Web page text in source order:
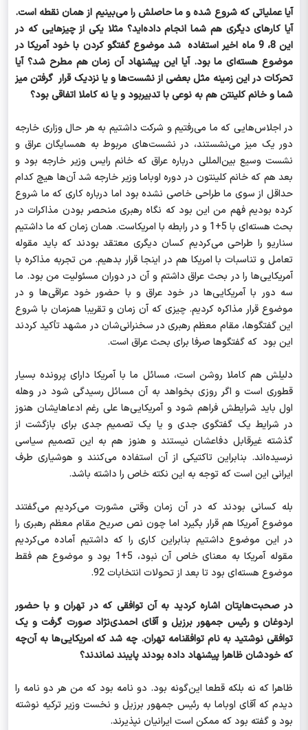
آیا عملیاتی که شروع شده و ما حاصلش را می‌بینیم از همان نقطه است.
آیا کارهای دیگری هم شما انجام داده‌اید؟ مثلا یکی از چیزهایی که در
این 8، 9 ماه اخیر استفاده شد موضوع گفتگو کردن با خود آمریکا در
موضوع هسته‌ای ما بود. آیا این پیشنهاد آن زمان هم مطرح شد؟ آیا
تحرکات در این زمینه مثل بعضی از نشست‌ها و یا نزدیک قرار گرفتن میز
شما و خانم کلینتن هم به نوعی با تدبیربود و یا نه کاملا اتفاقی بود؟
در اجلاس‌هایی که ما می‌رفتیم و شرکت داشتیم به هر حال وزاری خارجه
دور یک میز می‌نشستند، در نشست‌های مربوط به همسایگان عراق و
نشست وسیع بین‌المللی درباره عراق که خانم رایس وزیر خارجه بود و
بعد هم که خانم کلینتون در دوره اوباما وزیر خارجه شد آن‌ها هیچ کدام
حداقل از سوی ما طراحی خاصی نشده بود اما درباره کاری که ما شروع
کرده بودیم فهم من این بود که نگاه رهبری منحصر بودن مذاکرات در
بحث هسته‌ای با 5+1 و در رابطه با امریکاست. همان زمان که ما داشتیم
سناریو را طراحی می‌کردیم کسان دیگری معتقد بودند که باید مقوله
تعامل و تناسبات با امریکا هم در اینجا قرار بدهیم. من تجربه مذاکره با
آمریکایی‌ها را در بحث عراق داشتم و آن در دوران مسئولیت من بود. ما
سه دور با آمریکایی‌ها در خود عراق و با حضور خود عراقی‌ها و در
موضوع قرار مذاکره کردیم. چیزی که آن زمان و تقریبا همزمان با شروع
این گفتگوها، مقام معظم رهبری در سخنرانی‌شان در مشهد تأکید کردند
این بود که گفتگوها صرفا برای بحث عراق است.
دلیلش هم کاملا روشن است، مسائل ما با آمریکا دارای پرونده بسیار
قطوری است و اگر روزی بخواهد به آن مسائل رسیدگی شود در وهله
اول باید شرایطش فراهم شود و آمریکایی‌ها علی رغم ادعاهایشان هنوز
در شرایط یک گفتگوی جدی و یا یک تصمیم جدی برای بازگشت از
گذشته غیرقابل دفاعشان نیستند و هنوز هم به این تصمیم سیاسی
نرسیده‌اند. بنابراین تاکتیکی از آن استفاده می‌کنند و هوشیاری طرف
ایرانی این است که توجه به این نکته خاص را داشته باشد.
بله کسانی بودند که در آن زمان وقتی مشورت می‌کردیم می‌گفتند
موضوع آمریکا هم قرار بگیرد اما چون نص صریح مقام معظم رهبری را
در این موضوع داشتیم بنابراین کاری را که داشتیم آماده می‌کردیم
مقوله آمریکا به معنای خاص آن نبود، 5+1 بود و موضوع هم فقط
موضوع هسته‌ای بود تا بعد از تحولات انتخابات 92.
در صحبت‌هایتان اشاره کردید به آن توافقی که در تهران و با حضور
اردوغان و رئیس جمهور برزیل و آقای احمدی‌نژاد صورت گرفت و یک
توافقی نوشتید به نام توافقنامه تهران. چه شد که امریکایی‌ها به آن‌چه
که خودشان ظاهرا پیشنهاد داده بودند پایبند نماندند؟
ظاهرا که نه بلکه قطعا این‌گونه بود. دو نامه بود که من هر دو نامه را
دیدم که آقای اوباما به رئیس جمهور برزیل و نخست وزیر ترکیه نوشته
بود و گفته بود که ممکن است ایرانیان نپذیرند.